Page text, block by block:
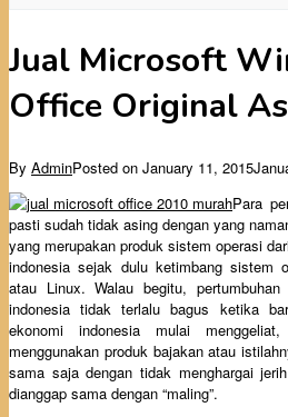
Jual Microsoft
Office Original
By AdminPosted on January 11, 2015
Para
pasti sudah tidak asing dengan yang
yang merupakan produk sistem operasi
indonesia sejak dulu ketimbang sistem
atau Linux. Walau begitu,
indonesia tidak terlalu bagus ketika
ekonomi indonesia mulai
menggunakan produk bajakan atau
sama saja dengan tidak menghargai
dianggap sama dengan “maling”.